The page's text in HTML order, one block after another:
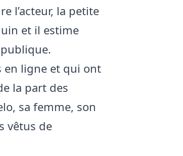
l’acteur, la petite
et il estime
en ligne et qui ont
la part des
sa femme, son
vêtus de